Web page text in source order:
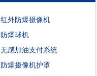
红外防爆摄像机
防爆球机
无感加油支付系统
防爆摄像机护罩